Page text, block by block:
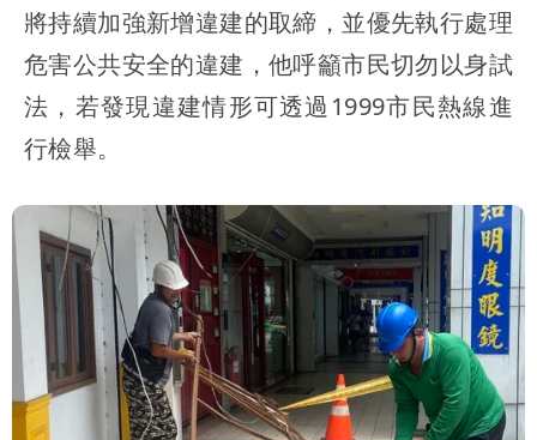
將持續加強新增違建的取締，並優先執行處理
危害公共安全的違建，他呼籲市民切勿以身試
法，若發現違建情形可透過1999市民熱線進
行檢舉。